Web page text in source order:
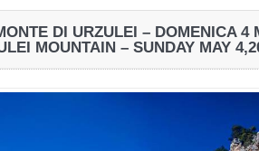
DI URZULEI – DOMENICA 4
MOUNTAIN – SUNDAY MAY